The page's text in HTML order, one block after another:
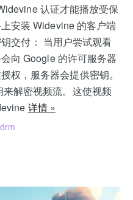
认证才能播放受保
安装 Widevine 的客户端
交付： 当用户尝试观看
向 Google 的许可服务器
权，服务器会提供密钥。
解密视频流。这使视频
详情 »
drm